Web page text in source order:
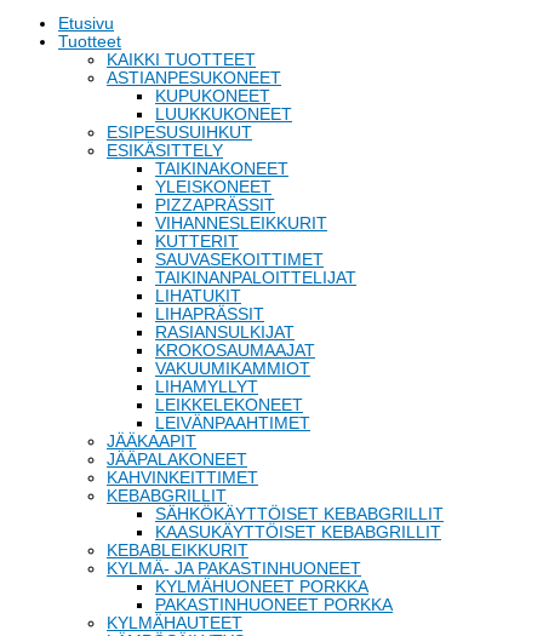
Etusivu
Tuotteet
KAIKKI TUOTTEET
ASTIANPESUKONEET
KUPUKONEET
LUUKKUKONEET
ESIPESUSUIHKUT
ESIKÄSITTELY
TAIKINAKONEET
YLEISKONEET
PIZZAPRÄSSIT
VIHANNESLEIKKURIT
KUTTERIT
SAUVASEKOITTIMET
TAIKINANPALOITTELIJAT
LIHATUKIT
LIHAPRÄSSIT
RASIANSULKIJAT
KROKOSAUMAAJAT
VAKUUMIKAMMIOT
LIHAMYLLYT
LEIKKELEKONEET
LEIVÄNPAAHTIMET
JÄÄKAAPIT
JÄÄPALAKONEET
KAHVINKEITTIMET
KEBABGRILLIT
SÄHKÖKÄYTTÖISET KEBABGRILLIT
KAASUKÄYTTÖISET KEBABGRILLIT
KEBABLEIKKURIT
KYLMÄ- JA PAKASTINHUONEET
KYLMÄHUONEET PORKKA
PAKASTINHUONEET PORKKA
KYLMÄHAUTEET